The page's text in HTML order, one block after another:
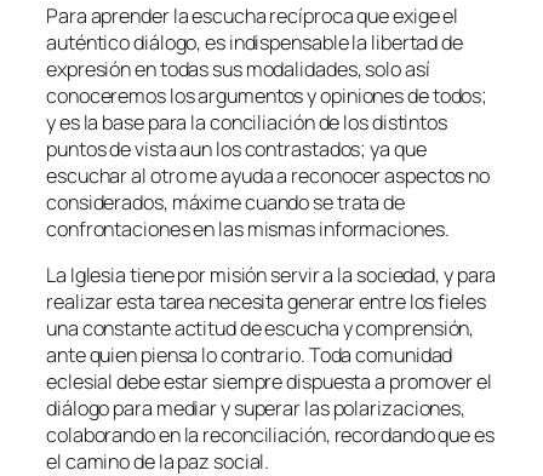
Para aprender la escucha recíproca que exige el
auténtico diálogo, es indispensable la libertad de
expresión en todas sus modalidades, solo así
conoceremos los argumentos y opiniones de todos;
y es la base para la conciliación de los distintos
puntos de vista aun los contrastados; ya que
escuchar al otro me ayuda a reconocer aspectos no
considerados, máxime cuando se trata de
confrontaciones en las mismas informaciones.
La Iglesia tiene por misión servir a la sociedad, y para
realizar esta tarea necesita generar entre los fieles
una constante actitud de escucha y comprensión,
ante quien piensa lo contrario. Toda comunidad
eclesial debe estar siempre dispuesta a promover el
diálogo para mediar y superar las polarizaciones,
colaborando en la reconciliación, recordando que es
el camino de la paz social.